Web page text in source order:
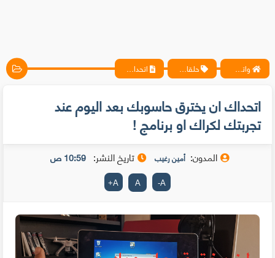
واتس آب ، فيسبوك ، أنترنت ، شروحات تقنية حصرية - المحترف حلقات متخصيصي الحماية اتحداك ان يخترق حاسوبك بعد اليوم عند تجربتك لكراك او برنامج !
اتحداك ان يخترق حاسوبك بعد اليوم عند
تجربتك لكراك او برنامج !
المدون: أمين رغيب تاريخ النشر: 10:59 ص
A
-
A
A
+